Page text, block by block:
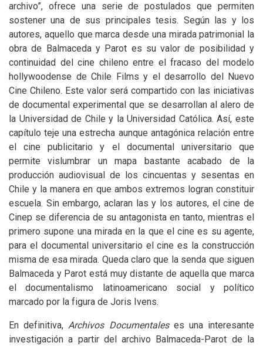
archivo”, ofrece una serie de postulados que permiten
sostener una de sus principales tesis. Según las y los
autores, aquello que marca desde una mirada patrimonial la
obra de Balmaceda y Parot es su valor de posibilidad y
continuidad del cine chileno entre el fracaso del modelo
hollywoodense de Chile Films y el desarrollo del Nuevo
Cine Chileno. Este valor será compartido con las iniciativas
de documental experimental que se desarrollan al alero de
la Universidad de Chile y la Universidad Católica. Así, este
capítulo teje una estrecha aunque antagónica relación entre
el cine publicitario y el documental universitario que
permite vislumbrar un mapa bastante acabado de la
producción audiovisual de los cincuentas y sesentas en
Chile y la manera en que ambos extremos logran constituir
escuela. Sin embargo, aclaran las y los autores, el cine de
Cinep se diferencia de su antagonista en tanto, mientras el
primero supone una mirada en la que el cine es su agente,
para el documental universitario el cine es la construcción
misma de esa mirada. Queda claro que la senda que siguen
Balmaceda y Parot está muy distante de aquella que marca
el documentalismo latinoamericano social y político
marcado por la figura de Joris Ivens.
En definitiva,Archivos Documentaleses una interesante
investigación a partir del archivo Balmaceda-Parot de la